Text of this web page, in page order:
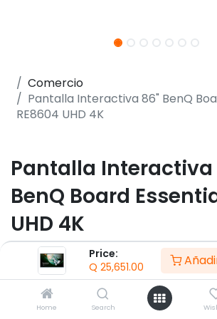
Price:
Q 25,651.00
Home Search
Comercio
Pantalla Interactiva 86" BenQ
RE8604 UHD 4K
Pantalla Interactiva
BenQ Board
UHD 4K
(0 reseña)
- Pantalla 86" Touchscreen
(3840x2160)@60Hz
- Tecnología Resistente a